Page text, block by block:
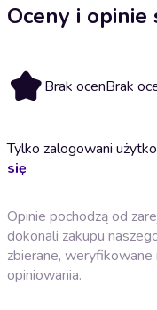
Oceny i opinie
Brak ocenBrak
Tylko zalogowani
się
Opinie pochodzą od
dokonali zakupu
zbierane,
opiniowania.